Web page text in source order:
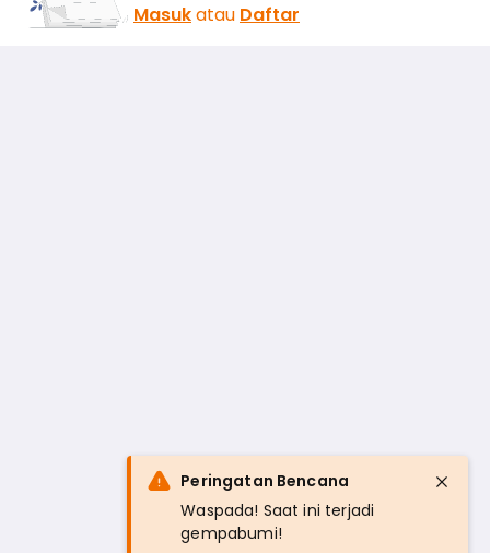
Masukatau Daftar
Peringatan Bencana
Waspada! Saat ini terjadi
gempabumi!